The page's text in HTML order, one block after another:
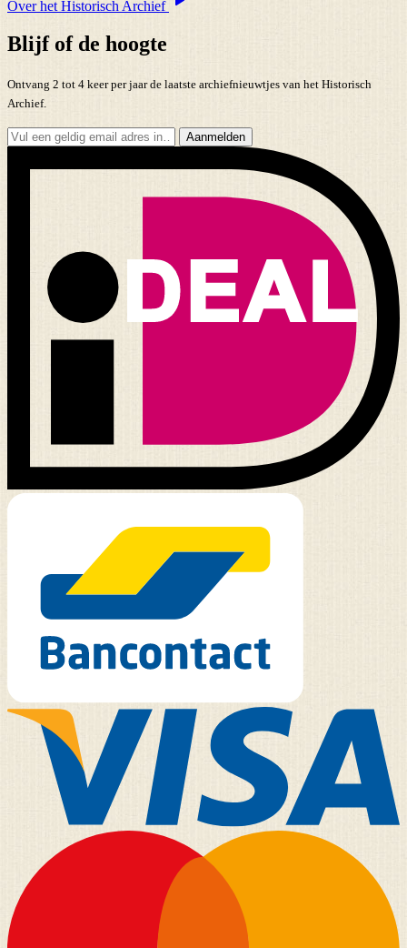
Over het Historisch Archief
Blijf of de hoogte
Ontvang 2 tot 4 keer per jaar de laatste archiefnieuwtjes van het Historisch
Archief.
Aanmelden